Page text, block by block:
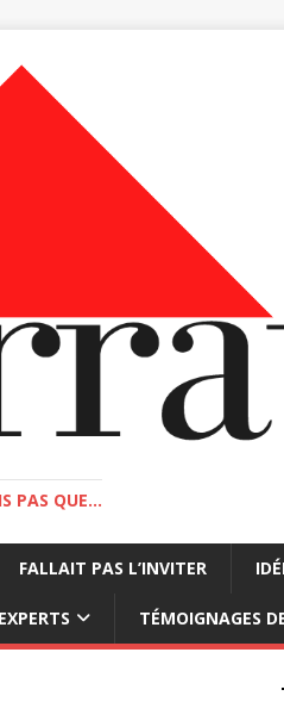
PAS QUE...
FALLAIT PAS L’INVITER
TÉMOIGNAGES